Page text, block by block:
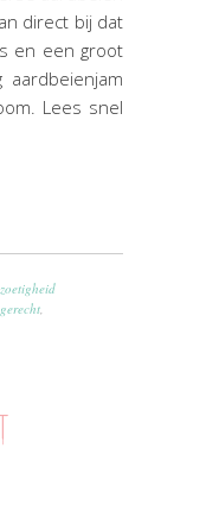
direct bij dat
en een groot
Lees snel
,